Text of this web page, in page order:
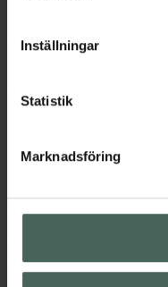
cookieinställningar.
lagligheten av
Inställningar
Statistik
Marknadsföring
Kronans Apotek finns
syd till Lappland i
datorn. Oavsett vem
med oss.
Kundservice
Kontakta oss
Hitta apotek